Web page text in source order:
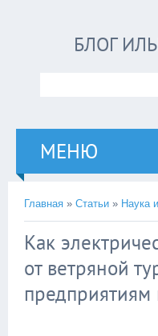
БЛОГ
МЕНЮ
Главная » Статьи » Наука
Как
от ветряной